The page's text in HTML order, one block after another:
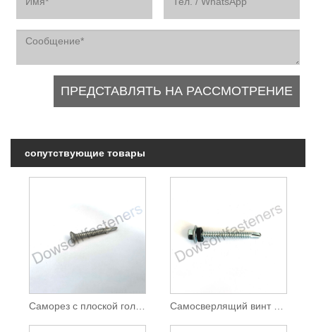
сопутствующие товары
Саморез с плоской головкой и ребром HDG